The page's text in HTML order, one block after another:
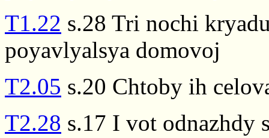
T1.22 s.28 Tri nochi
poyavlyalsya domovoj
T2.05 s.20 Chtoby ih
T2.28 s.17 I vot odnazhdy